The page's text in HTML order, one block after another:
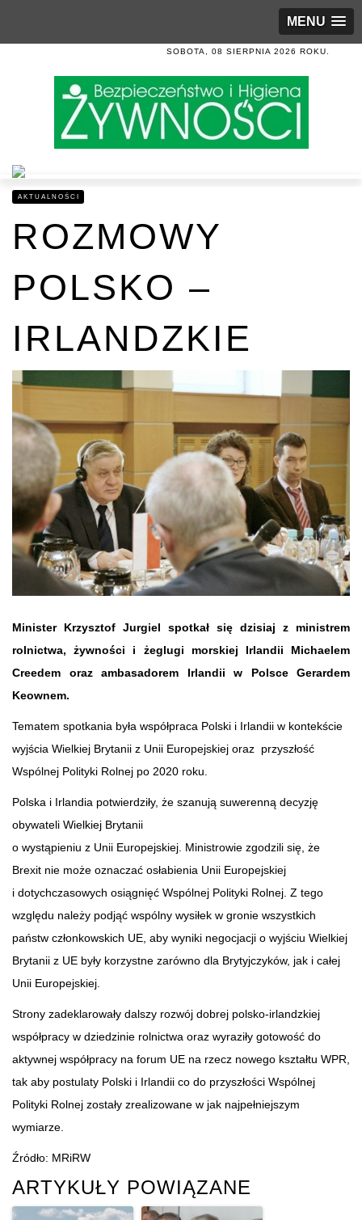
MENU
SOBOTA, 08 SIERPNIA 2026 ROKU.
AKTUALNOŚCI
ROZMOWY
POLSKO –
IRLANDZKIE
Minister Krzysztof Jurgiel spotkał się dzisiaj z ministrem
rolnictwa, żywności i żeglugi morskiej Irlandii Michaelem
Creedem oraz ambasadorem Irlandii w Polsce Gerardem
Keownem.
Tematem spotkania była współpraca Polski i Irlandii w kontekście
wyjścia Wielkiej Brytanii z Unii Europejskiej oraz przyszłość
Wspólnej Polityki Rolnej po 2020 roku.
Polska i Irlandia potwierdziły, że szanują suwerenną decyzję
obywateli Wielkiej Brytanii
o wystąpieniu z Unii Europejskiej. Ministrowie zgodzili się, że
Brexit nie może oznaczać osłabienia Unii Europejskiej
i dotychczasowych osiągnięć Wspólnej Polityki Rolnej. Z tego
względu należy podjąć wspólny wysiłek w gronie wszystkich
państw członkowskich UE, aby wyniki negocjacji o wyjściu Wielkiej
Brytanii z UE były korzystne zarówno dla Brytyjczyków, jak i całej
Unii Europejskiej.
Strony zadeklarowały dalszy rozwój dobrej polsko-irlandzkiej
współpracy w dziedzinie rolnictwa oraz wyraziły gotowość do
aktywnej współpracy na forum UE na rzecz nowego kształtu WPR,
tak aby postulaty Polski i Irlandii co do przyszłości Wspólnej
Polityki Rolnej zostały zrealizowane w jak najpełniejszym
wymiarze.
Źródło: MRiRW
ARTYKUŁY POWIĄZANE